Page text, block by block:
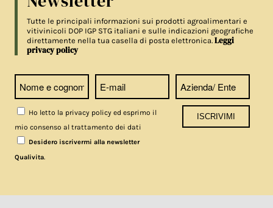
Tutte le principali informazioni sui prodotti agroalimentari e
vitivinicoli DOP IGP STG italiani e sulle indicazioni geografiche
direttamente nella tua casella di posta elettronica.Leggi
privacy policy
Ho letto la privacy policy ed esprimo il
mio consenso al trattamento dei dati
Desidero iscrivermi alla newsletter
Qualivita.